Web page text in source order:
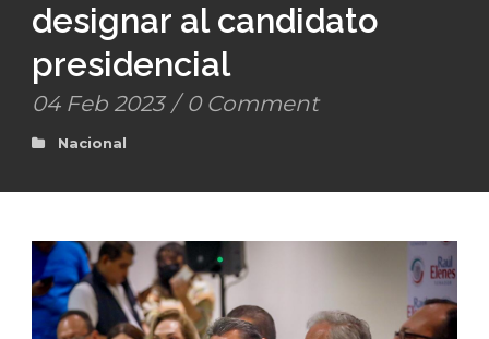
designar al candidato
presidencial
04 Feb 2023 / 0 Comment
Nacional